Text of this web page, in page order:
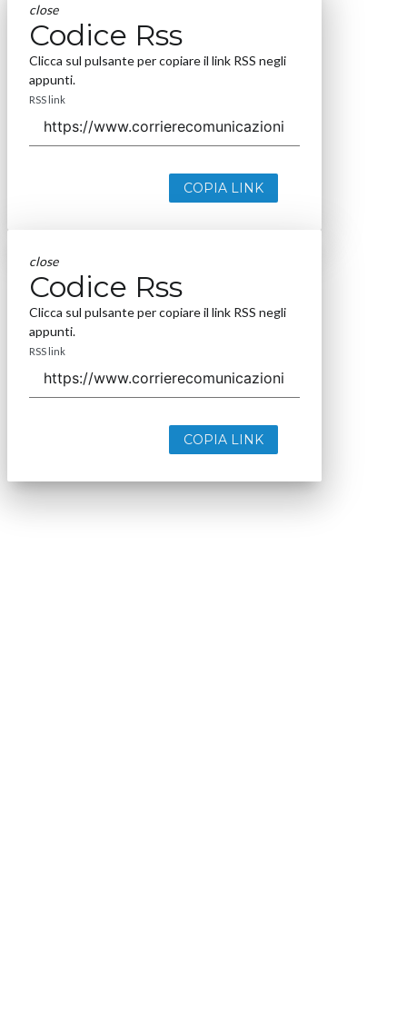
close
Codice Rss
Clicca sul pulsante per copiare il link RSS negli
appunti.
RSS link
COPIA LINK
close
Codice Rss
Clicca sul pulsante per copiare il link RSS negli
appunti.
RSS link
COPIA LINK